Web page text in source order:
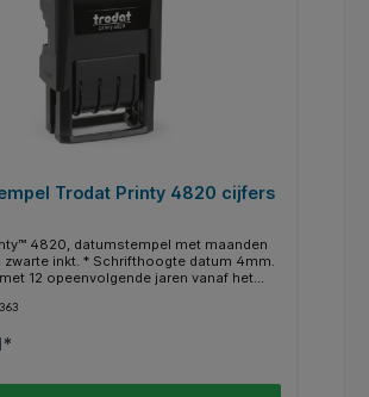
Trodat Printy 4820 cijfers
4820, datumstempel met maanden
zwarte inkt. * Schrifthoogte datum 4mm.
12 opeenvolgende jaren vanaf het
* Klimaatneutraal. * Gecertificeerd met